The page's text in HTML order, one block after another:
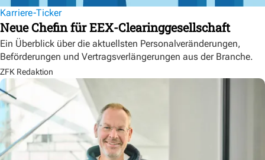
Karriere-Ticker
Neue Chefin für EEX-Clearinggesellschaft
Ein Überblick über die aktuellsten Personalveränderungen,
Beförderungen und Vertragsverlängerungen aus der Branche.
ZFK Redaktion